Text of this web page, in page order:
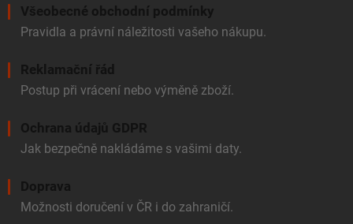
Všeobecné obchodní podmínky
Pravidla a právní náležitosti vašeho nákupu.
Reklamační řád
Postup při vrácení nebo výměně zboží.
Ochrana údajů GDPR
Jak bezpečně nakládáme s vašimi daty.
Doprava
Možnosti doručení v ČR i do zahraničí.